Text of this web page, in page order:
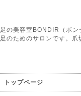
足の美容室BONDIR（ボ
足のためのサロンです。爪
トップページ